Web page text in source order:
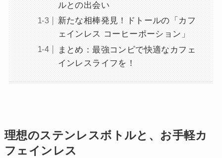
ルとの出会い
新たな相棒発見！ドトールの「カフ
ェインレス コーヒーポーション」
まとめ：最強コンビで快適なカフェ
インレスライフを！
理想のステンレスボトルと、お手軽カ
フェインレス